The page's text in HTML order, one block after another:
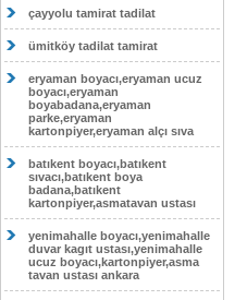
çayyolu tamirat tadilat
ümitköy tadilat tamirat
eryaman boyacı,eryaman ucuz
boyacı,eryaman
boyabadana,eryaman
parke,eryaman
kartonpiyer,eryaman alçı sıva
batıkent boyacı,batıkent
sıvacı,batıkent boya
badana,batıkent
kartonpiyer,asmatavan ustası
yenimahalle boyacı,yenimahalle
duvar kagıt ustası,yenimahalle
ucuz boyacı,kartonpiyer,asma
tavan ustası ankara